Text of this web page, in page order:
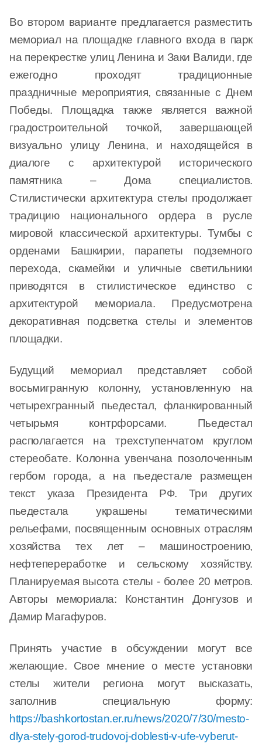
Во втором варианте предлагается разместить
мемориал на площадке главного входа в парк
на перекрестке улиц Ленина и Заки Валиди, где
ежегодно проходят традиционные
праздничные мероприятия, связанные с Днем
Победы. Площадка также является важной
градостроительной точкой, завершающей
визуально улицу Ленина, и находящейся в
диалоге с архитектурой исторического
памятника – Дома специалистов.
Стилистически архитектура стелы продолжает
традицию национального ордера в русле
мировой классической архитектуры. Тумбы с
орденами Башкирии, парапеты подземного
перехода, скамейки и уличные светильники
приводятся в стилистическое единство с
архитектурой мемориала. Предусмотрена
декоративная подсветка стелы и элементов
площадки.
Будущий мемориал представляет собой
восьмигранную колонну, установленную на
четырехгранный пьедестал, фланкированный
четырьмя контрфорсами. Пьедестал
располагается на трехступенчатом круглом
стереобате. Колонна увенчана позолоченным
гербом города, а на пьедестале размещен
текст указа Президента РФ. Три других
пьедестала украшены тематическими
рельефами, посвященным основных отраслям
хозяйства тех лет – машиностроению,
нефтепереработке и сельскому хозяйству.
Планируемая высота стелы - более 20 метров.
Авторы мемориала: Константин Донгузов и
Дамир Магафуров.
Принять участие в обсуждении могут все
желающие. Свое мнение о месте установки
стелы жители региона могут высказать,
заполнив специальную форму:
https://bashkortostan.er.ru/news/2020/7/30/mesto-
dlya-stely-gorod-trudovoj-doblesti-v-ufe-vyberut-